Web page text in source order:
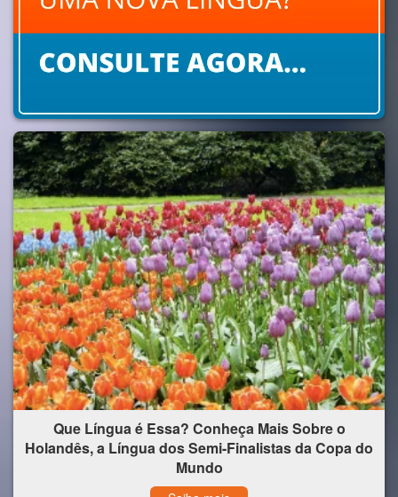
Que Língua é Essa? Conheça Mais Sobre o
Holandês, a Língua dos Semi-Finalistas da Copa do
Mundo